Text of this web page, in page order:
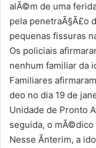
alÃ©m de uma
pela penetraÃ§Ã£o
pequenas fissuras
Os policiais
nenhum familiar da
Familiares
deo no dia 19 de
Unidade de Pronto
seguida, o mÃ©dico
Nesse Ã­nterim, a